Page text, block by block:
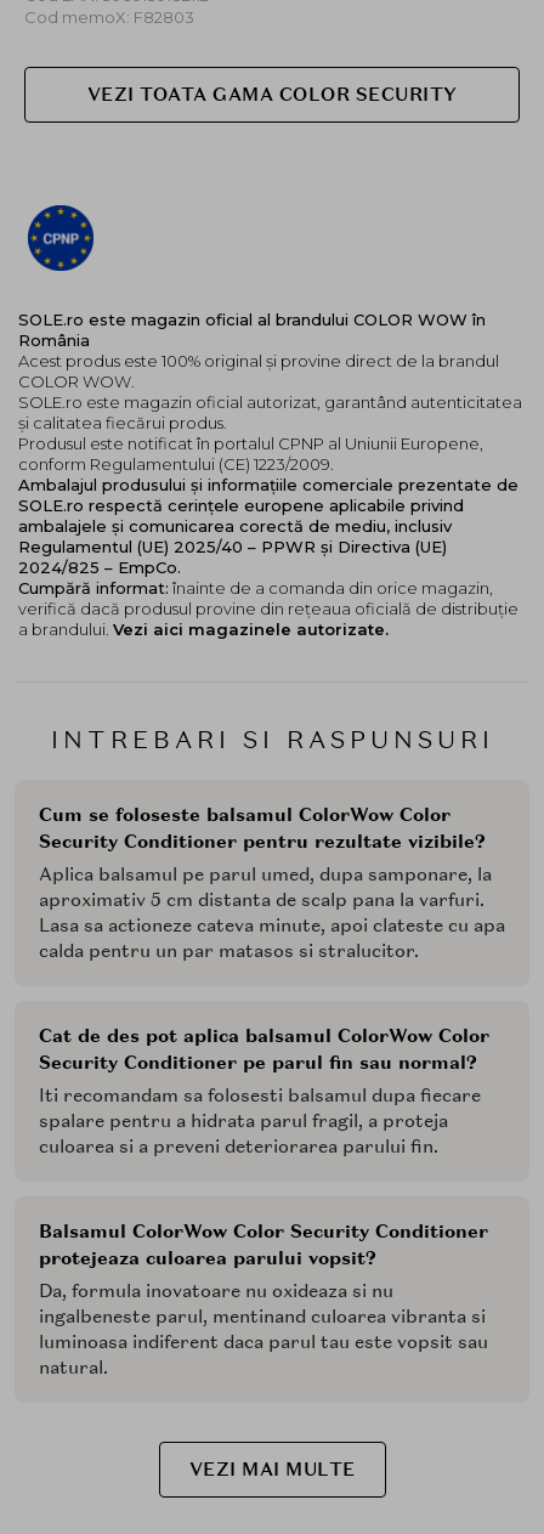
INTREBARI SI RASPUNSURI
Cum se foloseste balsamul ColorWow Color
Security Conditioner pentru rezultate vizibile?
Aplica balsamul pe parul umed, dupa samponare, la
aproximativ 5 cm distanta de scalp pana la varfuri.
Lasa sa actioneze cateva minute, apoi clateste cu apa
calda pentru un par matasos si stralucitor.
Cat de des pot aplica balsamul ColorWow Color
Security Conditioner pe parul fin sau normal?
Iti recomandam sa folosesti balsamul dupa fiecare
spalare pentru a hidrata parul fragil, a proteja
culoarea si a preveni deteriorarea parului fin.
Balsamul ColorWow Color Security Conditioner
protejeaza culoarea parului vopsit?
Da, formula inovatoare nu oxideaza si nu
ingalbeneste parul, mentinand culoarea vibranta si
luminoasa indiferent daca parul tau este vopsit sau
natural.
VEZI MAI MULTE
Cod memoX: F82803
VEZI TOATA GAMA COLOR SECURITY
SOLE.ro este magazin oficial al brandului COLOR WOW în
România
Acest produs este 100% original și provine direct de la brandul
COLOR WOW.
SOLE.ro este magazin oficial autorizat, garantând autenticitatea
și calitatea fiecărui produs.
Produsul este notificat în portalul CPNP al Uniunii Europene,
conform Regulamentului (CE) 1223/2009.
Ambalajul produsului și informațiile comerciale prezentate de
SOLE.ro respectă cerințele europene aplicabile privind
ambalajele și comunicarea corectă de mediu, inclusiv
Regulamentul (UE) 2025/40 – PPWR și Directiva (UE)
2024/825 – EmpCo.
Cumpără informat: înainte de a comanda din orice magazin,
verifică dacă produsul provine din rețeaua oficială de distribuție
a brandului. Vezi aici magazinele autorizate.